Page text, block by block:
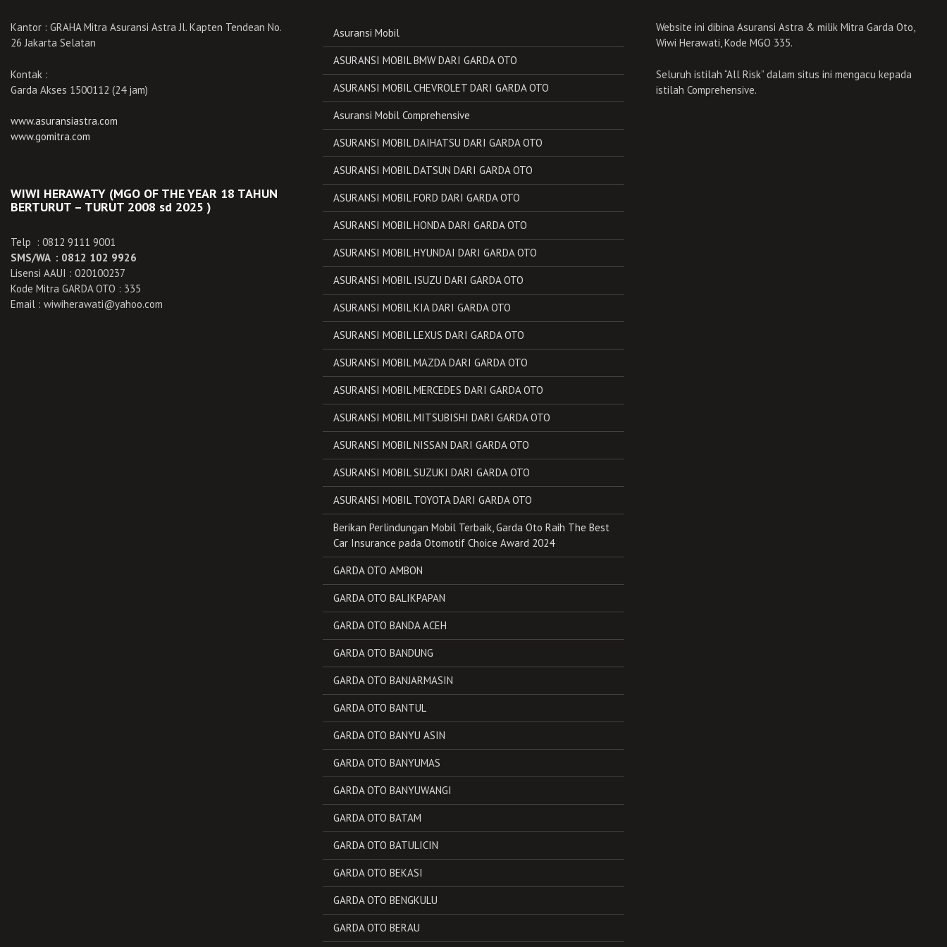
Kantor : GRAHA Mitra Asuransi Astra Jl. Kapten Tendean No.
26 Jakarta Selatan
Kontak :
Garda Akses 1500112 (24 jam)
www.asuransiastra.com
www.gomitra.com
WIWI HERAWATY (MGO OF THE YEAR 18 TAHUN
BERTURUT – TURUT 2008 sd 2025 )
Telp : 0812 9111 9001
SMS/WA : 0812 102 9926
Lisensi AAUI : 020100237
Kode Mitra GARDA OTO : 335
Email : wiwiherawati@yahoo.com
Asuransi Mobil
ASURANSI MOBIL BMW DARI GARDA OTO
ASURANSI MOBIL CHEVROLET DARI GARDA OTO
Asuransi Mobil Comprehensive
ASURANSI MOBIL DAIHATSU DARI GARDA OTO
ASURANSI MOBIL DATSUN DARI GARDA OTO
ASURANSI MOBIL FORD DARI GARDA OTO
ASURANSI MOBIL HONDA DARI GARDA OTO
ASURANSI MOBIL HYUNDAI DARI GARDA OTO
ASURANSI MOBIL ISUZU DARI GARDA OTO
ASURANSI MOBIL KIA DARI GARDA OTO
ASURANSI MOBIL LEXUS DARI GARDA OTO
ASURANSI MOBIL MAZDA DARI GARDA OTO
ASURANSI MOBIL MERCEDES DARI GARDA OTO
ASURANSI MOBIL MITSUBISHI DARI GARDA OTO
ASURANSI MOBIL NISSAN DARI GARDA OTO
ASURANSI MOBIL SUZUKI DARI GARDA OTO
ASURANSI MOBIL TOYOTA DARI GARDA OTO
Berikan Perlindungan Mobil Terbaik, Garda Oto Raih The Best
Car Insurance pada Otomotif Choice Award 2024
GARDA OTO AMBON
GARDA OTO BALIKPAPAN
GARDA OTO BANDA ACEH
GARDA OTO BANDUNG
GARDA OTO BANJARMASIN
GARDA OTO BANTUL
GARDA OTO BANYU ASIN
GARDA OTO BANYUMAS
GARDA OTO BANYUWANGI
GARDA OTO BATAM
GARDA OTO BATULICIN
GARDA OTO BEKASI
GARDA OTO BENGKULU
GARDA OTO BERAU
Website ini dibina Asuransi Astra & milik Mitra Garda Oto,
Wiwi Herawati, Kode MGO 335.
Seluruh istilah “All Risk” dalam situs ini mengacu kepada
istilah Comprehensive.